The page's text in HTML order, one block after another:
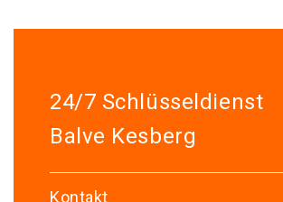
24/7 Schlüsseldienst
Balve Kesberg
Kontakt